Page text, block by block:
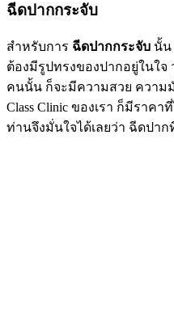
ฉีดปากกระจับ
สำหรับการ ฉีดปากกระจับ นั้น
ต้องมีรูปทรงของปากอยู่ในใจ
คนนั้น ก็จะมีความสวย ความ
Class Clinic ของเรา ก็มีรา
ท่านจึงมั่นใจได้เลยว่า ฉีดปา